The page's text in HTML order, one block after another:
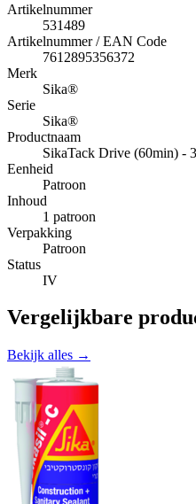
Artikelnummer
531489
Artikelnummer / EAN Code
7612895356372
Merk
Sika®
Serie
Sika®
Productnaam
SikaTack Drive (60min) -
Eenheid
Patroon
Inhoud
1 patroon
Verpakking
Patroon
Status
IV
Vergelijkbare
Bekijk alles →